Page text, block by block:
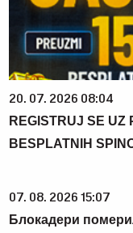
20. 07. 2026 08:04
REGISTRUJ SE UZ
BESPLATNIH
07. 08. 2026 15:07
Блокадери